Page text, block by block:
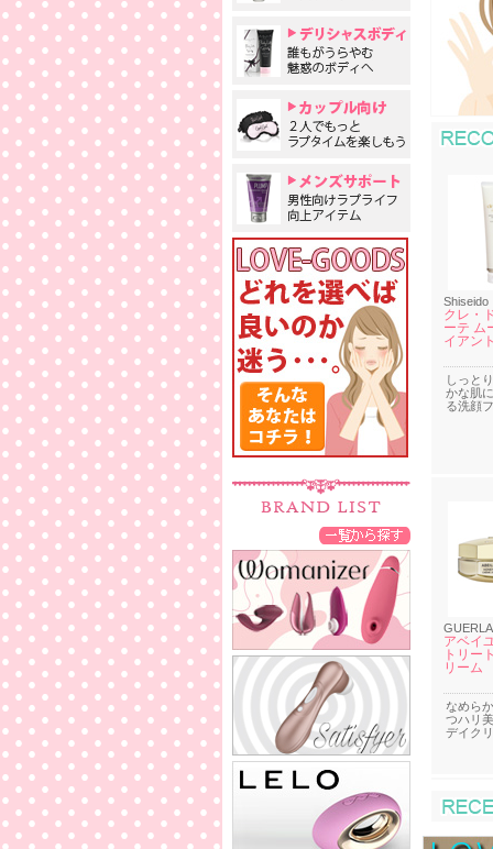
Shiseido
クレ・
ーテ ム
イアン
しっと
かな肌
る洗顔
アベイ
トリー
リーム
なめら
つハリ
デイク